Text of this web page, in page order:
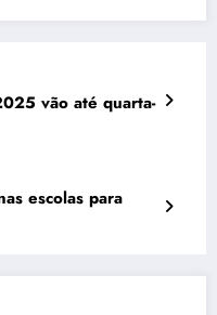
vão até quarta-
escolas para